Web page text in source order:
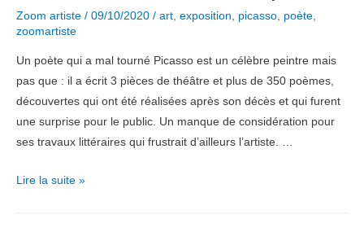
Zoom artiste / 09/10/2020 / art, exposition, picasso, poète,
zoomartiste
Un poète qui a mal tourné Picasso est un célèbre peintre mais
pas que : il a écrit 3 pièces de théâtre et plus de 350 poèmes,
découvertes qui ont été réalisées après son décès et qui furent
une surprise pour le public. Un manque de considération pour
ses travaux littéraires qui frustrait d’ailleurs l’artiste. …
Zoom
Lire la suite »